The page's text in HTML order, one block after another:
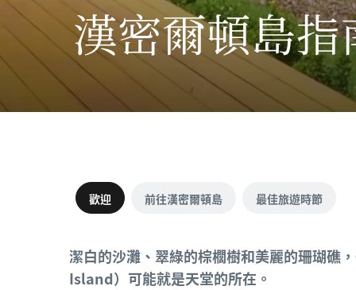
漢密爾頓島指
歡迎 前往漢密爾頓島 最佳旅遊時節
潔白的沙灘、翠綠的棕櫚樹和美麗的珊瑚
Island）可能就是天堂的所在。